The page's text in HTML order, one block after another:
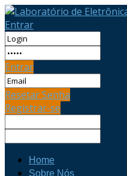
Entrar
Entrar
Resetar Senha
Registrar-se
Home
Sobre Nós